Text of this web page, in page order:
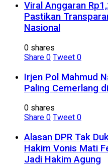
Viral Anggaran
Pastikan
Nasional
0 shares
Share 0 Tweet 0
Irjen Pol Mahmud
Paling Cemerlang
0 shares
Share 0 Tweet 0
Alasan DPR Tak
Hakim Vonis Mati
Jadi Hakim Agung